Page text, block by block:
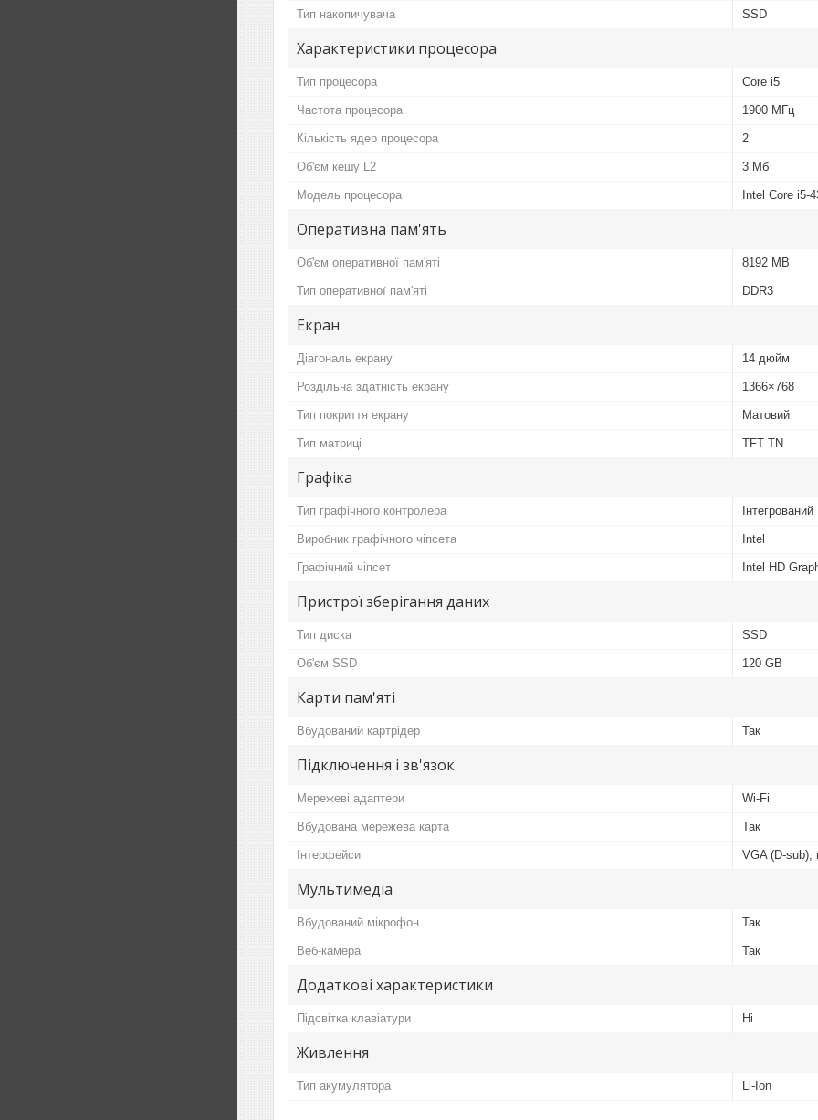
Тип накопичувача SSD
Характеристики процесора
Тип процесора Core i5
Частота процесора 1900 МГц
Кількість ядер процесора 2
Об'єм кешу L2 3 Мб
Модель процесора Intel Core i5-
Оперативна пам'ять
Об'єм оперативної пам'яті 8192 MB
Тип оперативної пам'яті DDR3
Екран
Діагональ екрану 14 дюйм
Роздільна здатність екрану 1366×768
Тип покриття екрану Матовий
Тип матриці TFT TN
Графіка
Тип графічного контролера Інтегрований
Виробник графічного чіпсета Intel
Графічний чіпсет Intel HD
Пристрої зберігання даних
Тип диска SSD
Об'єм SSD 120 GB
Карти пам'яті
Вбудований картрідер Так
Підключення і зв'язок
Мережеві адаптери Wi-Fi
Вбудована мережева карта Так
Інтерфейси VGA (D-sub),
Мультимедіа
Вбудований мікрофон Так
Веб-камера Так
Додаткові характеристики
Підсвітка клавіатури Ні
Живлення
Тип акумулятора Li-Ion